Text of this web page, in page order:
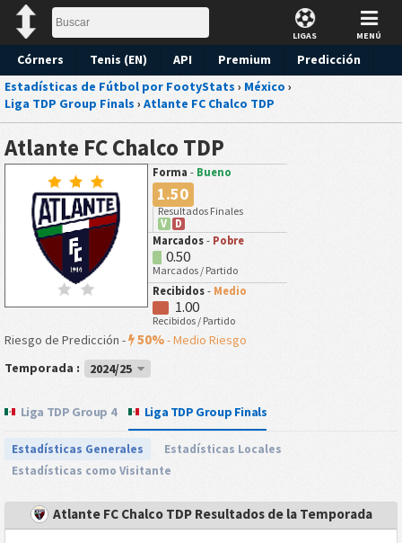
LIGAS MENÚ
Córners Tenis (EN) API Premium
Predicción
Estadísticas de Fútbol por FootyStats › México ›
Liga TDP Group Finals › Atlante FC Chalco TDP
Atlante FC Chalco TDP
Forma - Bueno
1.50
Resultados Finales
V
D
Marcados - Pobre
0.50
Marcados / Partido
Recibidos - Medio
1.00
Recibidos / Partido
Riesgo de Predicción - 50%-Medio Riesgo
Temporada :
2024/25
Liga TDP Group 4 Liga TDP Group Finals
Estadísticas Generales
Estadísticas Locales
Estadísticas como Visitante
Atlante FC Chalco TDP Resultados de la Temporada